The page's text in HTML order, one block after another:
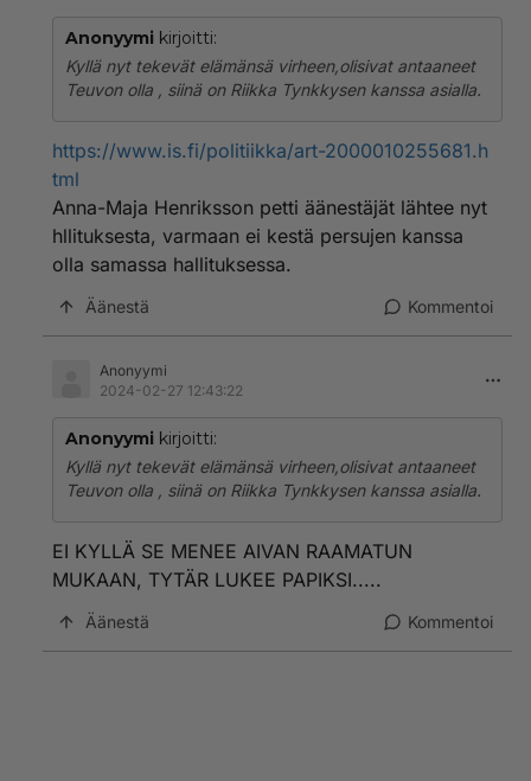
Anonyymi kirjoitti:
Kyllä nyt tekevät elämänsä virheen,olisivat antaaneet
Teuvon olla , siinä on Riikka Tynkkysen kanssa asialla.
https://www.is.fi/politiikka/art-2000010255681.h
tml
Anna-Maja Henriksson petti äänestäjät lähtee nyt
hllituksesta, varmaan ei kestä persujen kanssa
olla samassa hallituksessa.
Äänestä Kommentoi
Anonyymi
2024-02-27 12:43:22
Anonyymi kirjoitti:
Kyllä nyt tekevät elämänsä virheen,olisivat antaaneet
Teuvon olla , siinä on Riikka Tynkkysen kanssa asialla.
EI KYLLÄ SE MENEE AIVAN RAAMATUN
MUKAAN, TYTÄR LUKEE PAPIKSI.....
Äänestä Kommentoi